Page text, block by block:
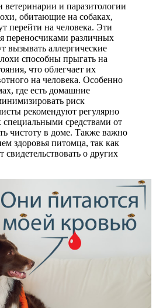
ветеринарии и паразитологии
обитающие на собаках,
перейти на человека. Эти
переносчиками различных
вызывать аллергические
способны прыгать на
что облегчает их
на человека. Особенно
где есть домашние
риск
рекомендуют регулярно
специальными средствами от
чистоту в доме. Также важно
здоровья питомца, так как
о других